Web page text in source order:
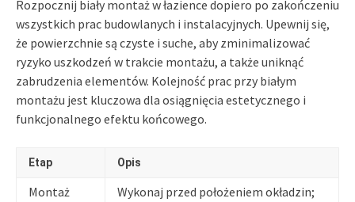
Rozpocznij biały montaż w łazience dopiero po zakończeniu
wszystkich prac budowlanych i instalacyjnych. Upewnij się,
że powierzchnie są czyste i suche, aby zminimalizować
ryzyko uszkodzeń w trakcie montażu, a także uniknąć
zabrudzenia elementów. Kolejność prac przy białym
montażu jest kluczowa dla osiągnięcia estetycznego i
funkcjonalnego efektu końcowego.
Etap Opis
Montaż
Wykonaj przed położeniem okładzin;